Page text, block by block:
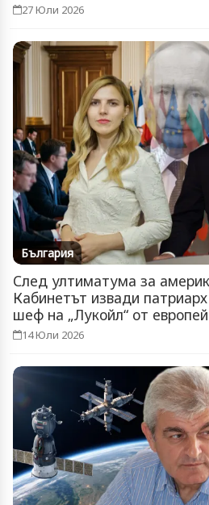
27 Юли 2026
България
След ултиматума за
Кабинетът извади
шеф на „Лукойл“ от
14 Юли 2026